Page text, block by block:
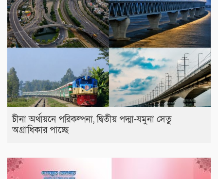
চীনা অর্থায়নে পরিকল্পনা, দ্বিতীয় পদ্মা-যমুনা সেতু
অগ্রাধিকার পাচ্ছে